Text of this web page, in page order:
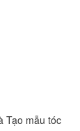
Tạo mẫu tóc